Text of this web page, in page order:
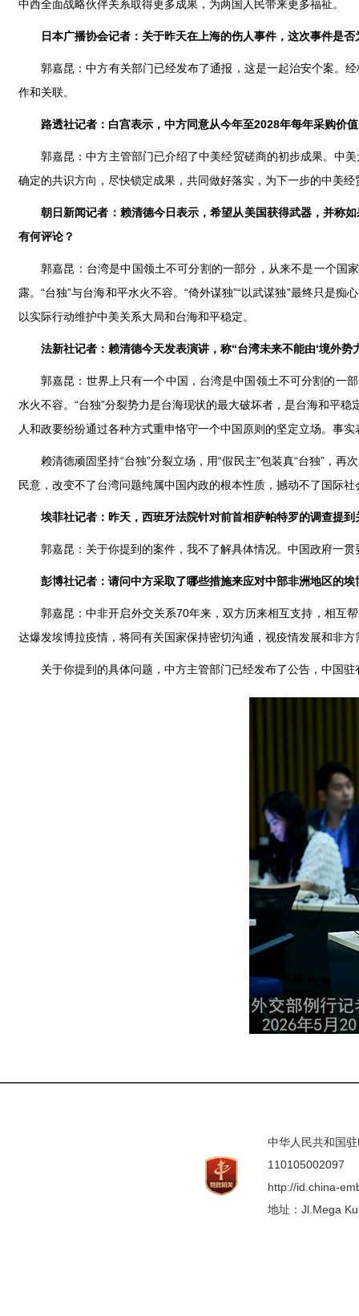
中西全面战略伙伴关系取得更多成果，为两国人民带来更多福祉。
日本广播协会记者：关于昨天在上海的伤人事件，这次事件是
郭嘉昆：中方有关部门已经发布了通报，这是一起治安个案。
作和关联。
路透社记者：白宫表示，中方同意从今年至2028年每年采购价
郭嘉昆：中方主管部门已介绍了中美经贸磋商的初步成果。中
确定的共识方向，尽快锁定成果，共同做好落实，为下一步的中美
朝日新闻记者：赖清德今日表示，希望从美国获得武器，并称
有何评论？
郭嘉昆：台湾是中国领土不可分割的一部分，从来不是一个国
露。“台独”与台海和平水火不容。“倚外谋独”“以武谋独”最终只是
以实际行动维护中美关系大局和台海和平稳定。
法新社记者：赖清德今天发表演讲，称“台湾未来不能由‘境外
郭嘉昆：世界上只有一个中国，台湾是中国领土不可分割的一
水火不容。“台独”分裂势力是台海现状的最大破坏者，是台海和平
人和政要纷纷通过各种方式重申恪守一个中国原则的坚定立场。事
赖清德顽固坚持“台独”分裂立场，用“假民主”包装真“台独”，
民意，改变不了台湾问题纯属中国内政的根本性质，撼动不了国际
埃菲社记者：昨天，西班牙法院针对前首相萨帕特罗的调查提
郭嘉昆：关于你提到的案件，我不了解具体情况。中国政府一
彭博社记者：请问中方采取了哪些措施来应对中部非洲地区的
郭嘉昆：中非开启外交关系70年来，双方历来相互支持，相互
达爆发埃博拉疫情，将同有关国家保持密切沟通，视疫情发展和非
关于你提到的具体问题，中方主管部门已经发布了公告，中国
中华人民共和国
110105002097
http://id.china-
地址：Jl.Mega